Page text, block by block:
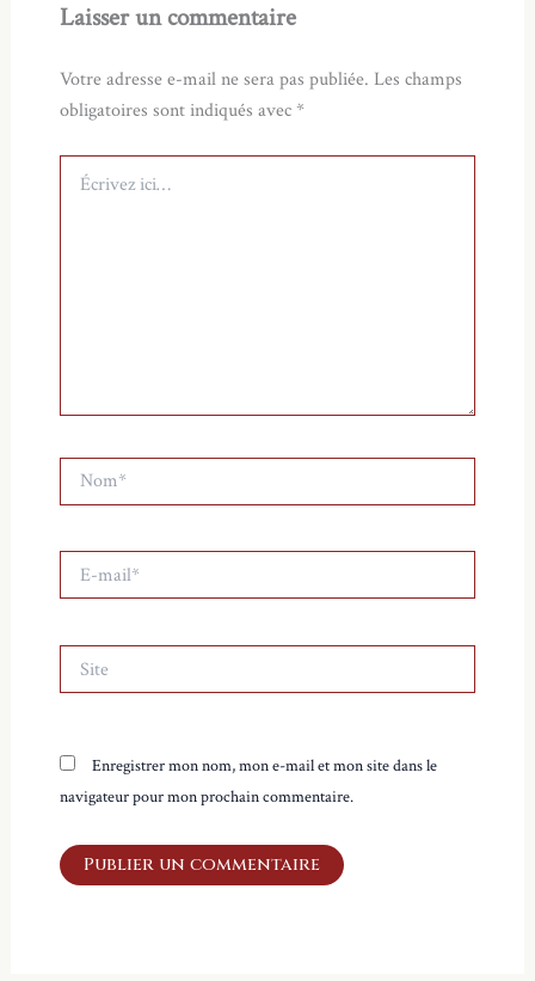
Laisser un commentaire
Votre adresse e-mail ne sera pas publiée. Les champs
obligatoires sont indiqués avec*
ici…
mail*
Enregistrer mon nom, mon e-mail et mon site dans le
navigateur pour mon prochain commentaire.